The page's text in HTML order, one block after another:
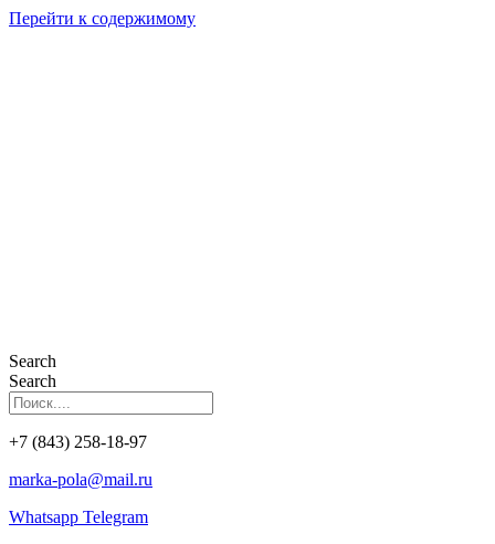
Перейти к содержимому
Search
Search
+7 (843) 258-18-97
marka-pola@mail.ru
Whatsapp Telegram